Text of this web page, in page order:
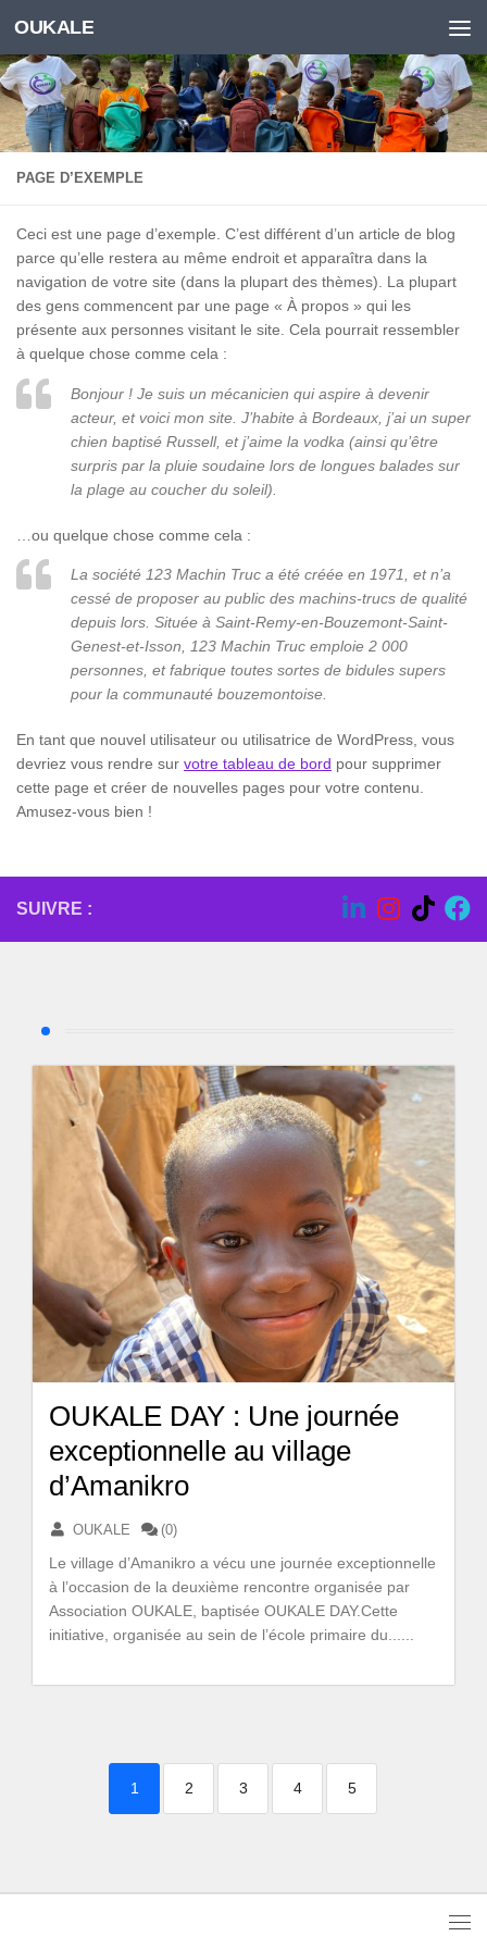
Skip to content
OUKALE
PAGE D’EXEMPLE
Ceci est une page d’exemple. C’est différent d’un article de blog
parce qu’elle restera au même endroit et apparaîtra dans la
navigation de votre site (dans la plupart des thèmes). La plupart
des gens commencent par une page « À propos » qui les
présente aux personnes visitant le site. Cela pourrait ressembler
à quelque chose comme cela :
Bonjour ! Je suis un mécanicien qui aspire à devenir
acteur, et voici mon site. J’habite à Bordeaux, j’ai un super
chien baptisé Russell, et j’aime la vodka (ainsi qu’être
surpris par la pluie soudaine lors de longues balades sur
la plage au coucher du soleil).
…ou quelque chose comme cela :
La société 123 Machin Truc a été créée en 1971, et n’a
cessé de proposer au public des machins-trucs de qualité
depuis lors. Située à Saint-Remy-en-Bouzemont-Saint-
Genest-et-Isson, 123 Machin Truc emploie 2 000
personnes, et fabrique toutes sortes de bidules supers
pour la communauté bouzemontoise.
En tant que nouvel utilisateur ou utilisatrice de WordPress, vous
devriez vous rendre sur votre tableau de bord pour supprimer
cette page et créer de nouvelles pages pour votre contenu.
Amusez-vous bien !
SUIVRE :
OUKALE DAY : Une journée
exceptionnelle au village
d’Amanikro
OUKALE (0)
Le village d’Amanikro a vécu une journée exceptionnelle
à l’occasion de la deuxième rencontre organisée par
Association OUKALE, baptisée OUKALE DAY.Cette
initiative, organisée au sein de l’école primaire du......
1 2 3 4 5